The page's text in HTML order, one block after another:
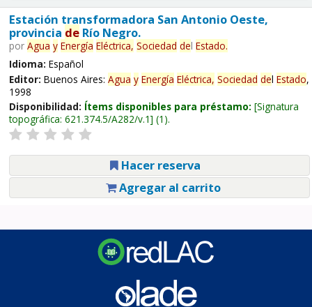
Estación transformadora San Antonio Oeste,
provincia deRío Negro.
por Agua y Energía Eléctrica, Sociedad del Estado.
Idioma: Español
Editor: Buenos Aires: Agua y Energía Eléctrica, Sociedad del Estado,
1998
Disponibilidad: Ítems disponibles para préstamo: Signatura
topográfica: 621.374.5/A282/v.1 (1).
Hacer reserva
Agregar al carrito